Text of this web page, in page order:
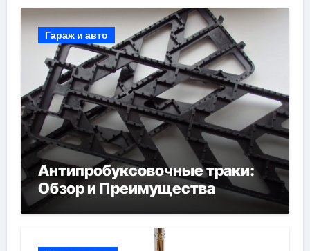
Гараж и авто
Антипробуксовочные траки:
Обзор и Преимущества